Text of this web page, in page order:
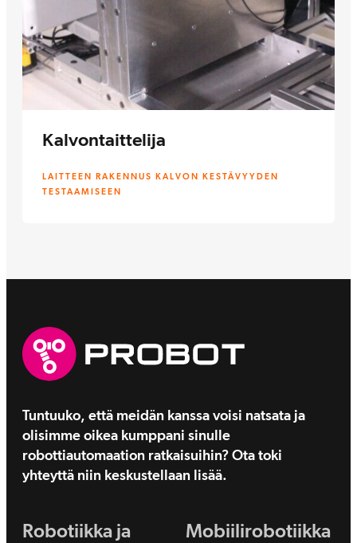
LAITTEEN RAKENNUS KALVON KESTÄVYYDEN
TESTAAMISEEN
Kalvontaittelija
Tuntuuko, että meidän kanssa voisi natsata ja
olisimme oikea kumppani sinulle
robottiautomaation ratkaisuihin? Ota toki
yhteyttä niin keskustellaan lisää.
Robotiikka ja
Mobiilirobotiikka